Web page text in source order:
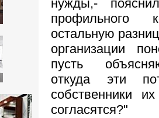
нужды,-
остальную
организации
пусть
откуда эти
собственники
согласятся?"